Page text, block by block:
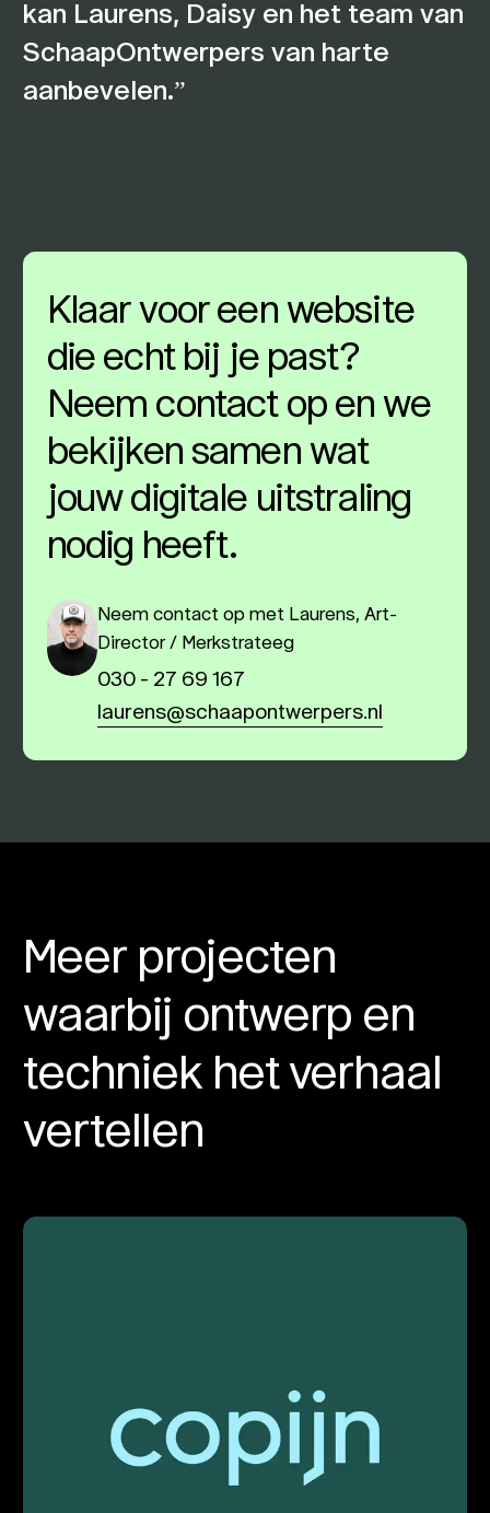
kan Laurens, Daisy en het team van
SchaapOntwerpers van harte
aanbevelen.
Klaar voor een website
die echt bij je past?
Neem contact op en we
bekijken samen wat
jouw digitale uitstraling
nodig heeft.
Neem contact op met Laurens, Art-
Director / Merkstrateeg
030 - 27 69 167
laurens@schaapontwerpers.nl
Meer projecten
waarbij ontwerp en
techniek het verhaal
vertellen